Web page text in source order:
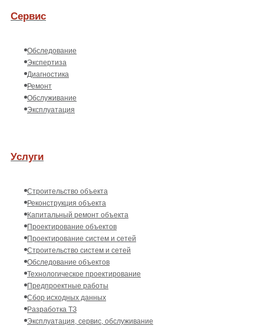
Сервис
Обследование
Экспертиза
Диагностика
Ремонт
Обслуживание
Эксплуатация
Услуги
Строительство объекта
Реконструкция объекта
Капитальный ремонт объекта
Проектирование объектов
Проектирование систем и сетей
Строительство систем и сетей
Обследование объектов
Технологическое проектирование
Предпроектные работы
Сбор исходных данных
Разработка ТЗ
Эксплуатация, сервис, обслуживание